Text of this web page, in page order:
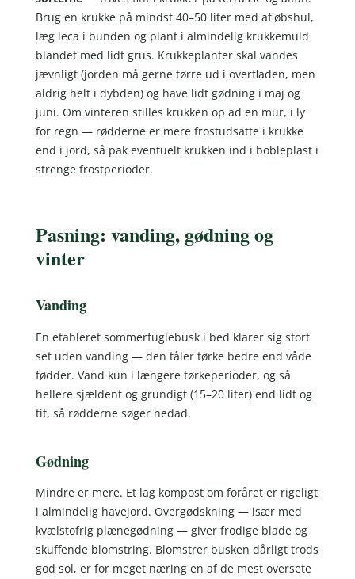
Brug en krukke på mindst 40–50 liter med afløbshul,
læg leca i bunden og plant i almindelig krukkemuld
blandet med lidt grus. Krukkeplanter skal vandes
jævnligt (jorden må gerne tørre ud i overfladen, men
aldrig helt i dybden) og have lidt gødning i maj og
juni. Om vinteren stilles krukken op ad en mur, i ly
for regn — rødderne er mere frostudsatte i krukke
end i jord, så pak eventuelt krukken ind i bobleplast i
strenge frostperioder.
Pasning: vanding, gødning og
vinter
Vanding
En etableret sommerfuglebusk i bed klarer sig stort
set uden vanding — den tåler tørke bedre end våde
fødder. Vand kun i længere tørkeperioder, og så
hellere sjældent og grundigt (15–20 liter) end lidt og
tit, så rødderne søger nedad.
Gødning
Mindre er mere. Et lag kompost om foråret er rigeligt
i almindelig havejord. Overgødskning — især med
kvælstofrig plænegødning — giver frodige blade og
skuffende blomstring. Blomstrer busken dårligt trods
god sol, er for meget næring en af de mest oversete